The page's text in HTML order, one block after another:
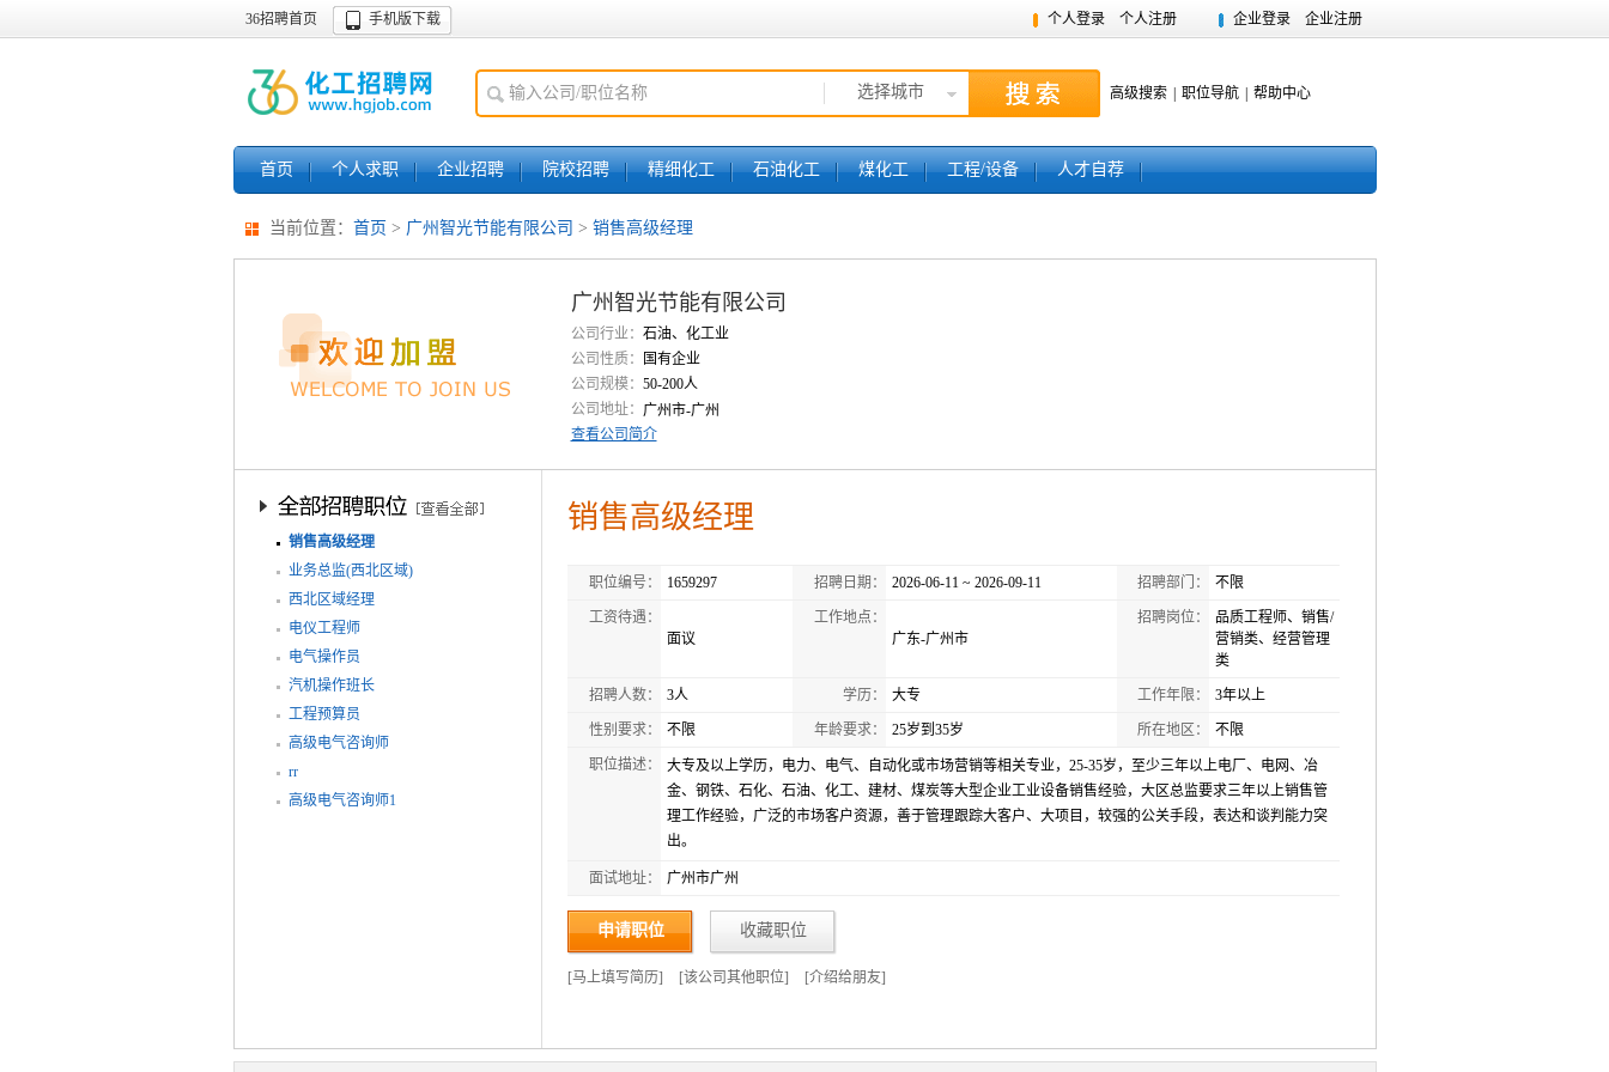
36招聘首页 手机版下载 个人登录 个人注册 企业登录 企业注册
选择城市 高级搜索 职位导航 帮助中心
首页 个人求职 企业招聘 院校招聘 精细化工 石油化工 煤化工 工程/设备 人才自荐
当前位置： 首页 > 广州智光节能有限公司 > 销售高级经理
广州智光节能有限公司
公司行业： 石油、化工业
公司性质：
国有企业
公司规模： 50-200人
公司地址：
广州市-广州
查看公司简介
销售高级经理
业务总监(西北区域)
西北区域经理
电仪工程师
电气操作员
汽机操作班长
工程预算员
高级电气咨询师
rr
高级电气咨询师1
销售高级经理
职位编号： 1659297 招聘日期： 2026-06-11 ~ 2026-09-11 招聘部门： 不限
工资待遇：
面议
工作地点：
广东-广州市
招聘岗位：
品质工程师、销售/
营销类、经营管理
类
招聘人数： 3人 学历： 大专 工作年限： 3年以上
性别要求： 不限 年龄要求： 25岁到35岁 所在地区： 不限
职位描述：
大专及以上学历，电力、电气、自动化或市场营销等相关专业，25-35岁，至少三年以上电厂、电网、冶
金、钢铁、石化、石油、化工、建材、煤炭等大型企业工业设备销售经验，大区总监要求三年以上销售管
理工作经验，广泛的市场客户资源，善于管理跟踪大客户、大项目，较强的公关手段，表达和谈判能力突
出。
面试地址： 广州市广州
申请职位 收藏职位
[马上填写简历] [该公司其他职位] [介绍给朋友]